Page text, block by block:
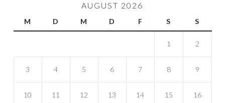
AUGUST 2026
M D M D F S S
1 2
3 4 5 6 7 8 9
10 11 12 13 14 15 16